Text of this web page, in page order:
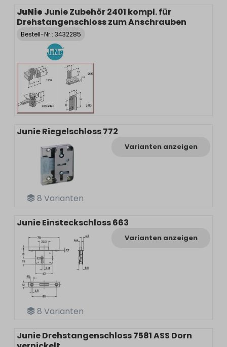
JuNie Junie Zubehör 2401 kompl. für
Drehstangenschloss zum Anschrauben
Bestell-Nr.: 3432285
8 Varianten
Junie Riegelschloss 772
Varianten anzeigen
8 Varianten
Junie Einsteckschloss 663
Varianten anzeigen
Junie Drehstangenschloss 7581 ASS Dorn